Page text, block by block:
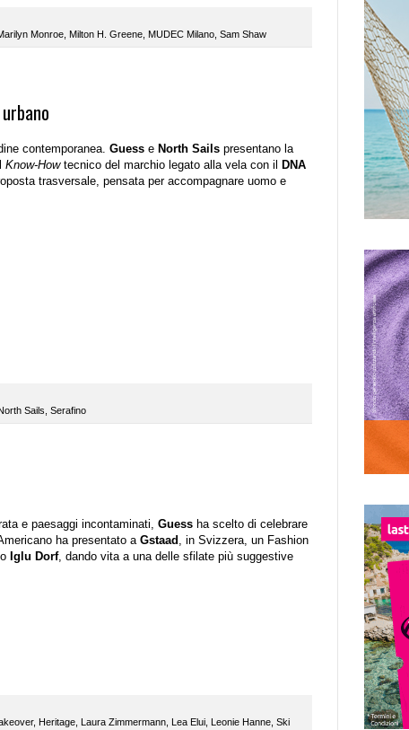
Monroe, Milton H. Greene, MUDEC Milano, Sam Shaw
contemporanea. Guess e North Sails presentano la
Know-Howtecnico del marchio legato alla vela con il DNA
trasversale, pensata per accompagnare uomo e
Sails Serafino
e paesaggi incontaminati, Guess ha scelto di celebrare
ha presentato a Gstaad
, in Svizzera, un Fashion
Iglu Dorf, dando vita a una delle sfilate più suggestive
, Heritage Laura Zimmermann Lea Elui Leonie Hanne Ski